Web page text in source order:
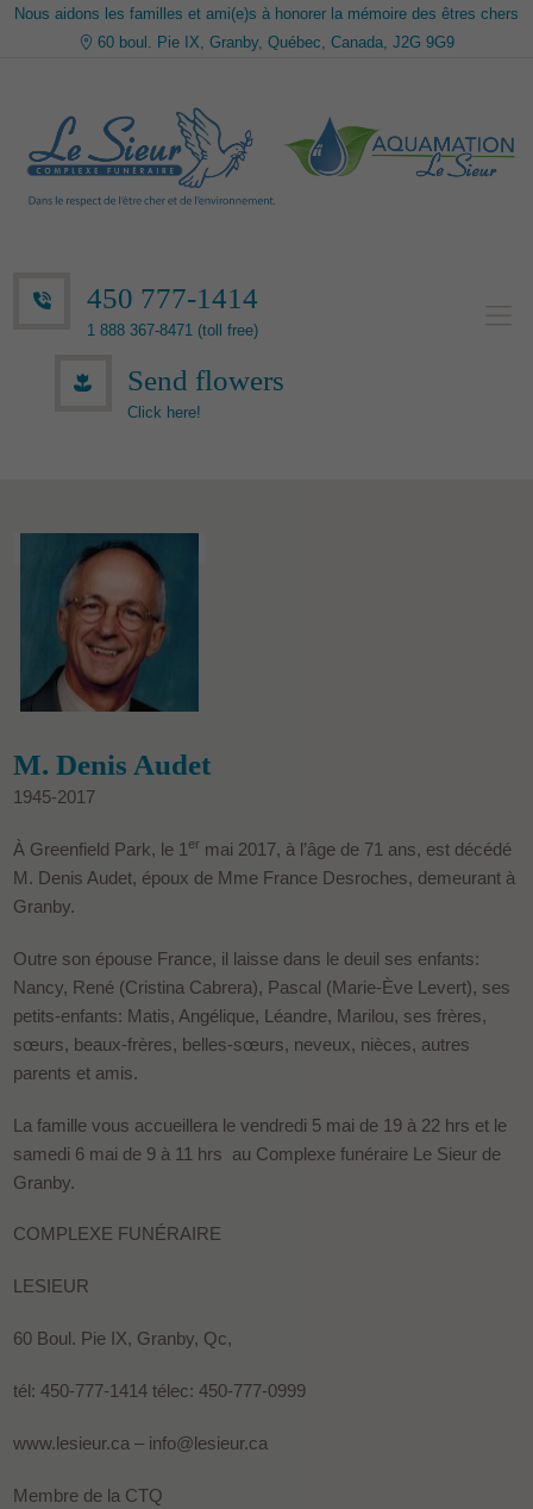
Nous aidons les familles et ami(e)s à honorer la mémoire des êtres chers
60 boul. Pie IX, Granby, Québec, Canada, J2G 9G9
450 777-1414
1 888 367-8471 (toll free)
Send flowers
Click here!
M. Denis Audet
1945-2017
À Greenfield Park, le 1er mai 2017, à l’âge de 71 ans, est décédé
M. Denis Audet, époux de Mme France Desroches, demeurant à
Granby.
Outre son épouse France, il laisse dans le deuil ses enfants:
Nancy, René (Cristina Cabrera), Pascal (Marie-Ève Levert), ses
petits-enfants: Matis, Angélique, Léandre, Marilou, ses frères,
sœurs, beaux-frères, belles-sœurs, neveux, nièces, autres
parents et amis.
La famille vous accueillera le vendredi 5 mai de 19 à 22 hrs et le
samedi 6 mai de 9 à 11 hrs au Complexe funéraire Le Sieur de
Granby.
COMPLEXE FUNÉRAIRE
LESIEUR
60 Boul. Pie IX, Granby, Qc,
tél: 450-777-1414 télec: 450-777-0999
www.lesieur.ca – info@lesieur.ca
Membre de la CTQ